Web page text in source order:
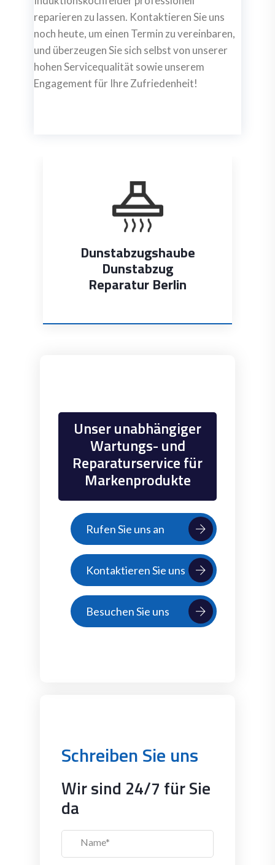
reparieren zu lassen. Kontaktieren Sie uns
noch heute, um einen Termin zu vereinbaren,
und überzeugen Sie sich selbst von unserer
hohen Servicequalität sowie unserem
Engagement für Ihre Zufriedenheit!
Dunstabzugshaube
Dunstabzug
Reparatur Berlin
Unser unabhängiger
Wartungs- und
Reparaturservice für
Markenprodukte
Rufen Sie uns an
Kontaktieren Sie uns
Besuchen Sie uns
Schreiben Sie uns
Wir sind 24/7 für Sie
da